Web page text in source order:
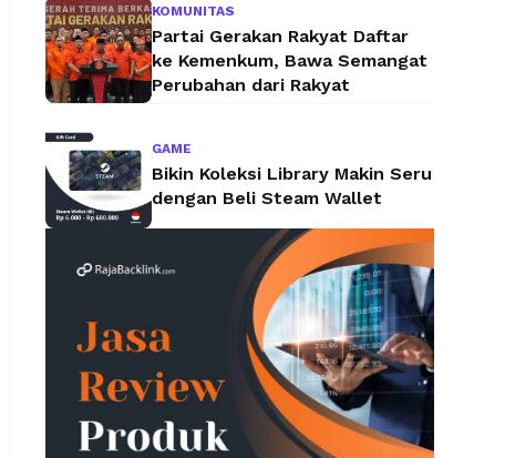
KOMUNITAS
Partai Gerakan Rakyat Daftar
ke Kemenkum, Bawa Semangat
Perubahan dari Rakyat
GAME
Bikin Koleksi Library Makin Seru
dengan Beli Steam Wallet